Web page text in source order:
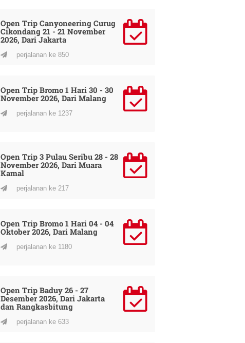
Open Trip Canyoneering Curug
Cikondang 21 - 21 November
2026, Dari Jakarta
perjalanan ke 850
Open Trip Bromo 1 Hari 30 - 30
November 2026, Dari Malang
perjalanan ke 1237
Open Trip 3 Pulau Seribu 28 - 28
November 2026, Dari Muara
Kamal
perjalanan ke 217
Open Trip Bromo 1 Hari 04 - 04
Oktober 2026, Dari Malang
perjalanan ke 1180
Open Trip Baduy 26 - 27
Desember 2026, Dari Jakarta
dan Rangkasbitung
perjalanan ke 633